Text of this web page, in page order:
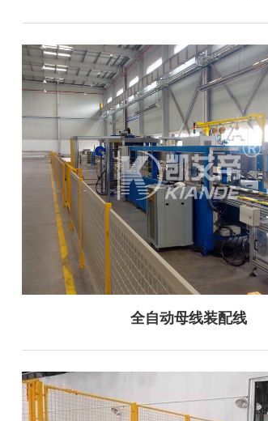
全自动母线装配线